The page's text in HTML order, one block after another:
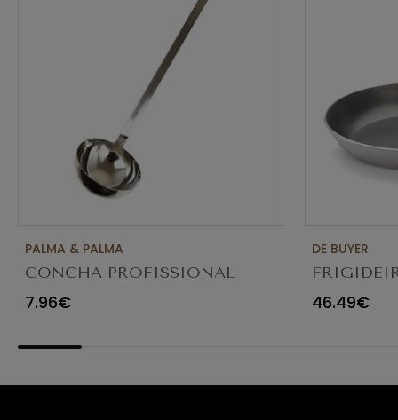
PALMA & PALMA
CONCHA PROFISSIONAL
8CM 4613LA
7.96€
DE BUYER
46.49€